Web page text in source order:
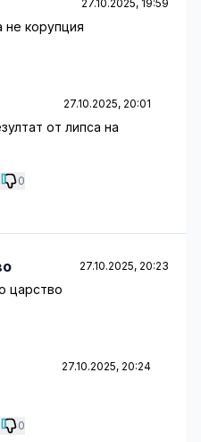
27.10.2025, 19:59
не корупция
27.10.2025, 20:01
от липса на
0
27.10.2025, 20:23
царство
27.10.2025, 20:24
0